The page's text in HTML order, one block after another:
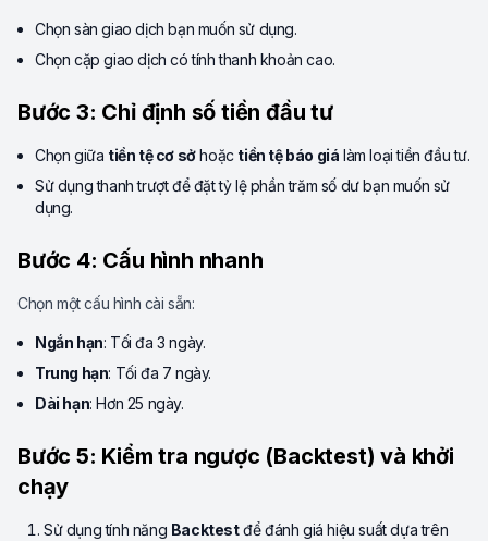
Chọn sàn giao dịch bạn muốn sử dụng.
Chọn cặp giao dịch có tính thanh khoản cao.
Bước 3: Chỉ định số tiền đầu tư
Chọn giữa tiền tệ cơ sởhoặc tiền tệ báo giá làm loại tiền đầu tư.
Sử dụng thanh trượt để đặt tỷ lệ phần trăm số dư bạn muốn sử
dụng.
Bước 4: Cấu hình nhanh
Chọn một cấu hình cài sẵn:
Ngắn hạn: Tối đa 3 ngày.
Trung hạn: Tối đa 7 ngày.
Dài hạn: Hơn 25 ngày.
Bước 5: Kiểm tra ngược (Backtest) và khởi
chạy
Sử dụng tính năng Backtestđể đánh giá hiệu suất dựa trên